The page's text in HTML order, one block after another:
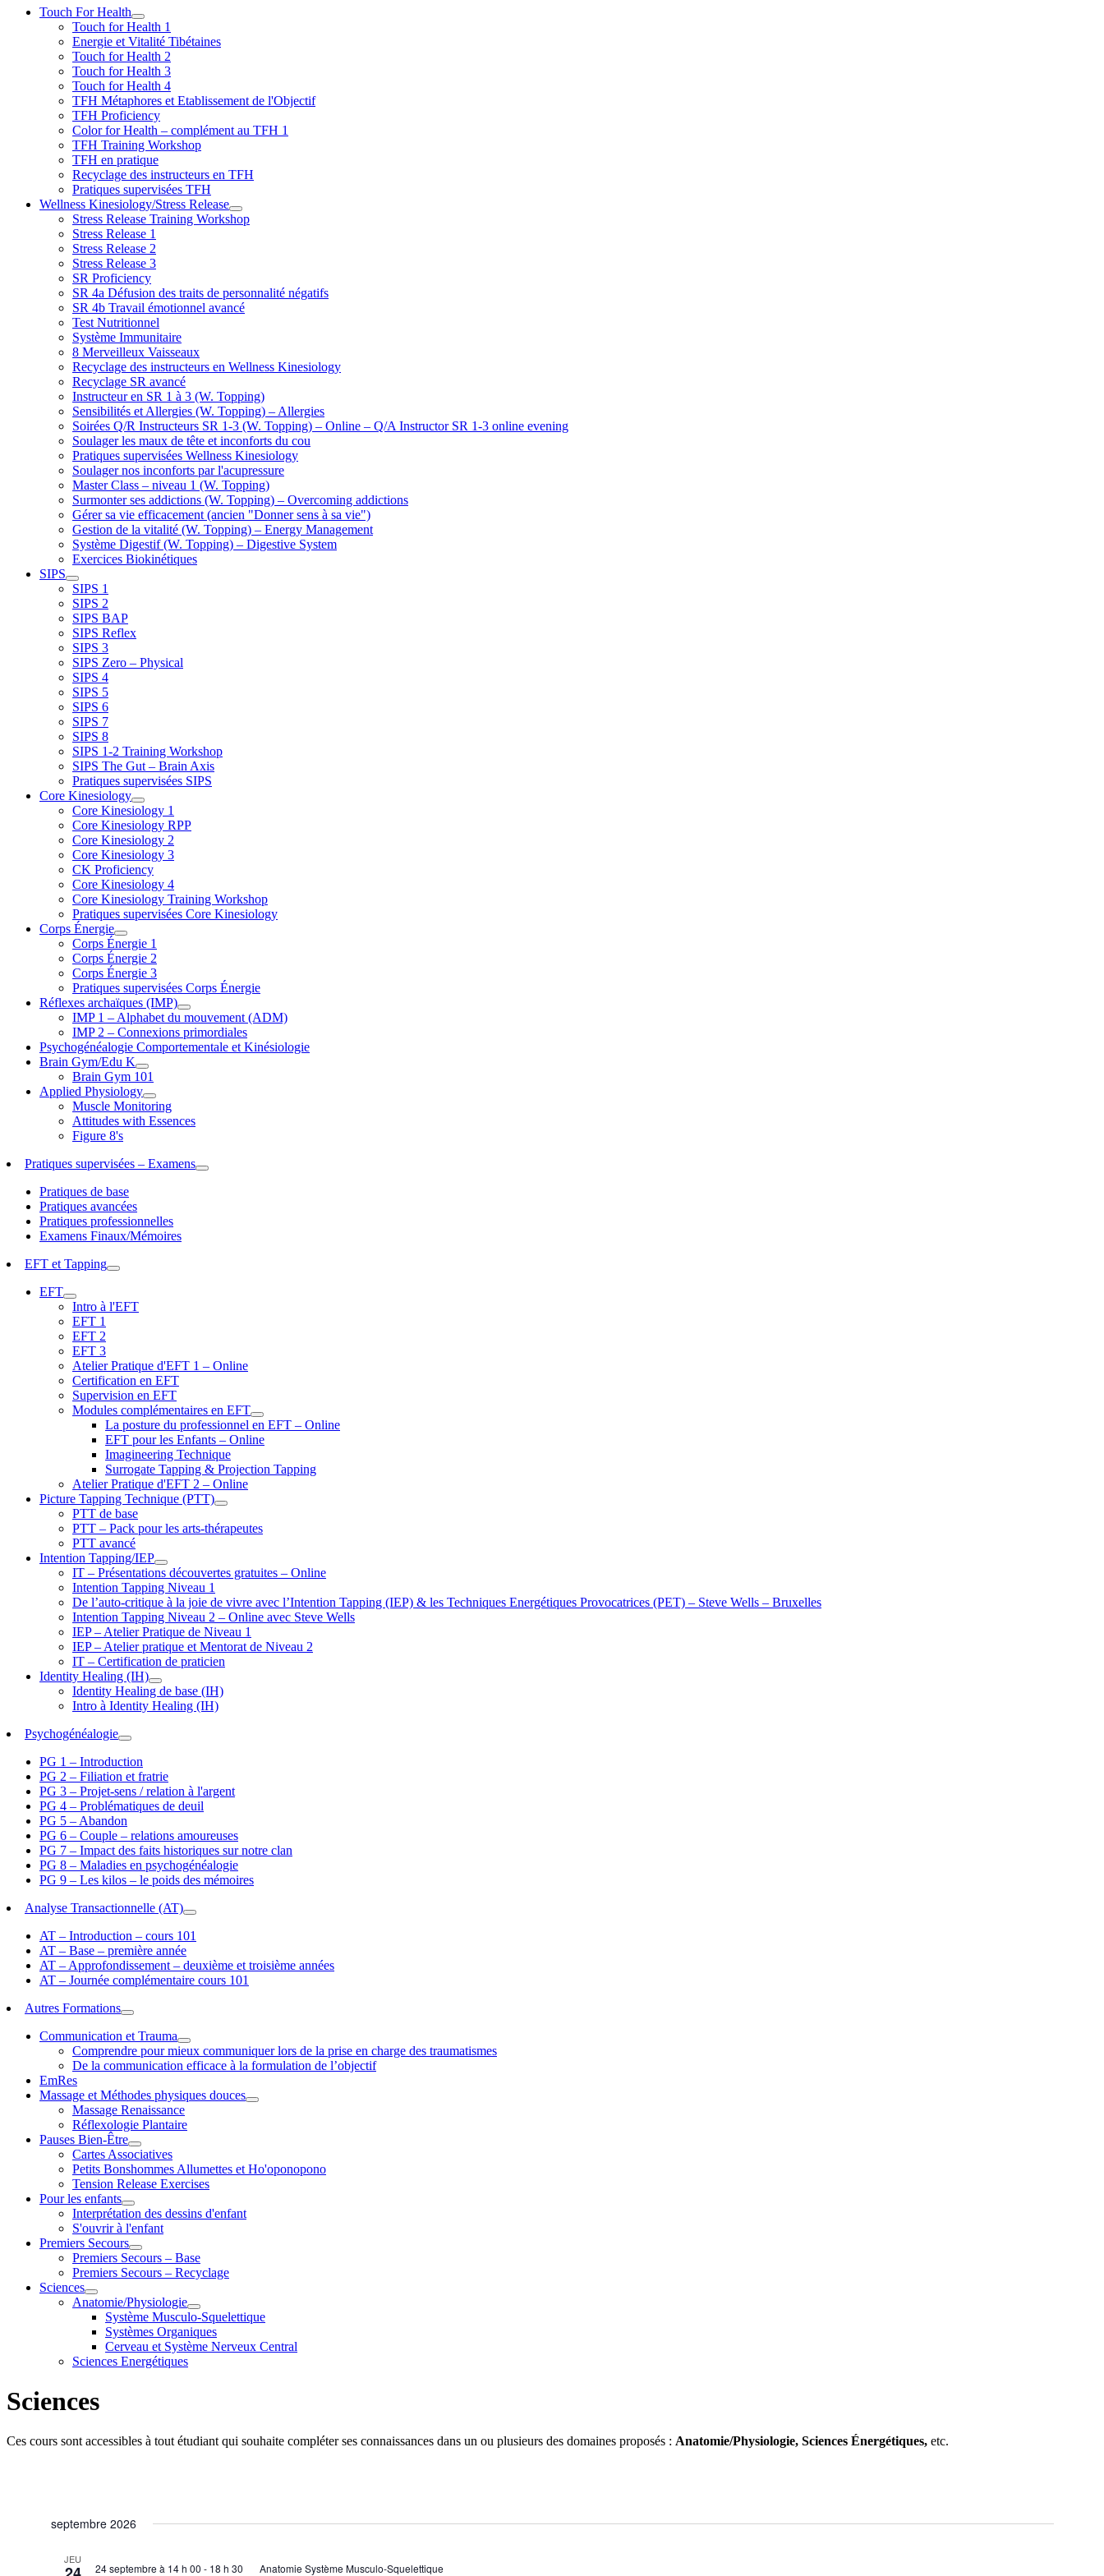
Touch For Health
Touch for Health 1
Energie et Vitalité Tibétaines
Touch for Health 2
Touch for Health 3
Touch for Health 4
TFH Métaphores et Etablissement de l'Objectif
TFH Proficiency
Color for Health – complément au TFH 1
TFH Training Workshop
TFH en pratique
Recyclage des instructeurs en TFH
Pratiques supervisées TFH
Wellness Kinesiology/Stress Release
Stress Release Training Workshop
Stress Release 1
Stress Release 2
Stress Release 3
SR Proficiency
SR 4a Défusion des traits de personnalité négatifs
SR 4b Travail émotionnel avancé
Test Nutritionnel
Système Immunitaire
8 Merveilleux Vaisseaux
Recyclage des instructeurs en Wellness Kinesiology
Recyclage SR avancé
Instructeur en SR 1 à 3 (W. Topping)
Sensibilités et Allergies (W. Topping) – Allergies
Soirées Q/R Instructeurs SR 1-3 (W. Topping) – Online – Q/A Instructor SR 1-3 online evening
Soulager les maux de tête et inconforts du cou
Pratiques supervisées Wellness Kinesiology
Soulager nos inconforts par l'acupressure
Master Class – niveau 1 (W. Topping)
Surmonter ses addictions (W. Topping) – Overcoming addictions
Gérer sa vie efficacement (ancien "Donner sens à sa vie")
Gestion de la vitalité (W. Topping) – Energy Management
Système Digestif (W. Topping) – Digestive System
Exercices Biokinétiques
SIPS
SIPS 1
SIPS 2
SIPS BAP
SIPS Reflex
SIPS 3
SIPS Zero – Physical
SIPS 4
SIPS 5
SIPS 6
SIPS 7
SIPS 8
SIPS 1-2 Training Workshop
SIPS The Gut – Brain Axis
Pratiques supervisées SIPS
Core Kinesiology
Core Kinesiology 1
Core Kinesiology RPP
Core Kinesiology 2
Core Kinesiology 3
CK Proficiency
Core Kinesiology 4
Core Kinesiology Training Workshop
Pratiques supervisées Core Kinesiology
Corps Énergie
Corps Énergie 1
Corps Énergie 2
Corps Énergie 3
Pratiques supervisées Corps Énergie
Réflexes archaïques (IMP)
IMP 1 – Alphabet du mouvement (ADM)
IMP 2 – Connexions primordiales
Psychogénéalogie Comportementale et Kinésiologie
Brain Gym/Edu K
Brain Gym 101
Applied Physiology
Muscle Monitoring
Attitudes with Essences
Figure 8's
Pratiques supervisées – Examens
Pratiques de base
Pratiques avancées
Pratiques professionnelles
Examens Finaux/Mémoires
EFT et Tapping
EFT
Intro à l'EFT
EFT 1
EFT 2
EFT 3
Atelier Pratique d'EFT 1 – Online
Certification en EFT
Supervision en EFT
Modules complémentaires en EFT
La posture du professionnel en EFT – Online
EFT pour les Enfants – Online
Imagineering Technique
Surrogate Tapping & Projection Tapping
Atelier Pratique d'EFT 2 – Online
Picture Tapping Technique (PTT)
PTT de base
PTT – Pack pour les arts-thérapeutes
PTT avancé
Intention Tapping/IEP
IT – Présentations découvertes gratuites – Online
Intention Tapping Niveau 1
De l’auto-critique à la joie de vivre avec l’Intention Tapping (IEP) & les Techniques Energétiques Provocatrices (PET) – Steve Wells – Bruxelles
Intention Tapping Niveau 2 – Online avec Steve Wells
IEP – Atelier Pratique de Niveau 1
IEP – Atelier pratique et Mentorat de Niveau 2
IT – Certification de praticien
Identity Healing (IH)
Identity Healing de base (IH)
Intro à Identity Healing (IH)
Psychogénéalogie
PG 1 – Introduction
PG 2 – Filiation et fratrie
PG 3 – Projet-sens / relation à l'argent
PG 4 – Problématiques de deuil
PG 5 – Abandon
PG 6 – Couple – relations amoureuses
PG 7 – Impact des faits historiques sur notre clan
PG 8 – Maladies en psychogénéalogie
PG 9 – Les kilos – le poids des mémoires
Analyse Transactionnelle (AT)
AT – Introduction – cours 101
AT – Base – première année
AT – Approfondissement – deuxième et troisième années
AT – Journée complémentaire cours 101
Autres Formations
Communication et Trauma
Comprendre pour mieux communiquer lors de la prise en charge des traumatismes
De la communication efficace à la formulation de l’objectif
EmRes
Massage et Méthodes physiques douces
Massage Renaissance
Réflexologie Plantaire
Pauses Bien-Être
Cartes Associatives
Petits Bonshommes Allumettes et Ho'oponopono
Tension Release Exercises
Pour les enfants
Interprétation des dessins d'enfant
S'ouvrir à l'enfant
Premiers Secours
Premiers Secours – Base
Premiers Secours – Recyclage
Sciences
Anatomie/Physiologie
Système Musculo-Squelettique
Systèmes Organiques
Cerveau et Système Nerveux Central
Sciences Energétiques
Sciences
Ces cours sont accessibles à tout étudiant qui souhaite compléter ses connaissances dans un ou plusieurs des domaines proposés : Anatomie/Physiologie, Sciences Énergétiques, etc.
septembre 2026
JEU
24 septembre à 14 h 00 - 18 h 30 Anatomie Système Musculo-Squelettique